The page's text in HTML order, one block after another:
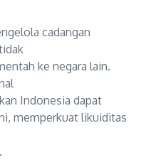
cadangan
ke negara lain.
Indonesia dapat
memperkuat likuiditas
.